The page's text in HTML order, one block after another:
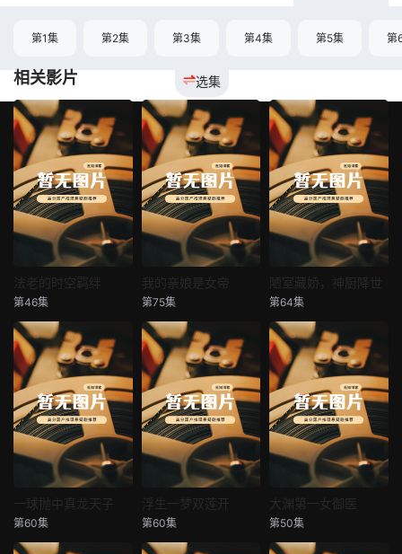
选集
第1集 第2集 第3集 第4集 第5集 第
相关影片
法老的时空羁绊
第46集
我的亲娘是女帝
第75集
陋室藏娇，神厨降世
陋室藏娇，神厨降世
第64集
一球抛中真龙天子
一球抛中真龙天子
第60集
浮生一梦双莲开
浮生一梦双莲开
第60集
大渊第一女御医
大渊第一女御医
第50集